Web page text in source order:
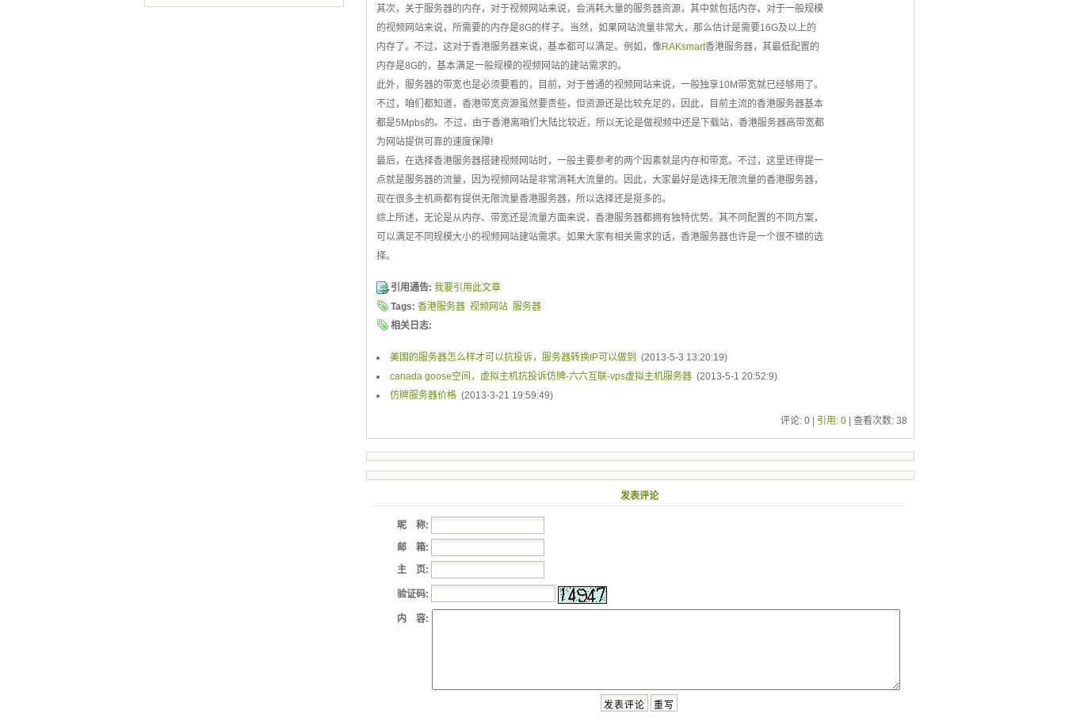
其次，关于服务器的内存，对于视频网站来说，会消耗大量的服务器资源，其中就包括内存。对于一般规模
的视频网站来说，所需要的内存是8G的样子。当然，如果网站流量非常大，那么估计是需要16G及以上的
内存了。不过，这对于香港服务器来说，基本都可以满足。例如，像RAKsmart香港服务器，其最低配置的
内存是8G的，基本满足一般规模的视频网站的建站需求的。
此外，服务器的带宽也是必须要看的，目前，对于普通的视频网站来说，一般独享10M带宽就已经够用了。
不过，咱们都知道，香港带宽资源虽然要贵些，但资源还是比较充足的，因此，目前主流的香港服务器基本
都是5Mpbs的。不过，由于香港离咱们大陆比较近，所以无论是做视频中还是下载站，香港服务器高带宽都
为网站提供可靠的速度保障!
最后，在选择香港服务器搭建视频网站时，一般主要参考的两个因素就是内存和带宽。不过，这里还得提一
点就是服务器的流量，因为视频网站是非常消耗大流量的。因此，大家最好是选择无限流量的香港服务器，
现在很多主机商都有提供无限流量香港服务器，所以选择还是挺多的。
综上所述，无论是从内存、带宽还是流量方面来说，香港服务器都拥有独特优势。其不同配置的不同方案，
可以满足不同规模大小的视频网站建站需求。如果大家有相关需求的话，香港服务器也许是一个很不错的选
择。
引用通告: 我要引用此文章
Tags: 香港服务器 视频网站 服务器
相关日志:
美国的服务器怎么样才可以抗投诉，服务器转换IP可以做到
(2013-5-3 13:20:19)
canada goose空间，虚拟主机抗投诉仿牌-六六互联-vps虚拟主机服务器 (2013-5-1 20:52:9)
仿牌服务器价格 (2013-3-21 19:59:49)
评论: 0 | 引用: 0 | 查看次数: 38
发表评论
昵 称:
邮 箱:
主 页:
验证码:
内 容: